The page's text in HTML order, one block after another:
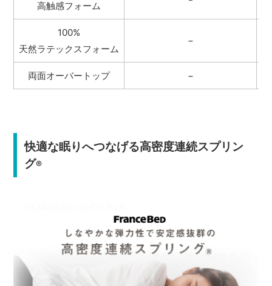
高触感フォーム
100%
天然ラテックスフォーム
−
両面オーバートップ −
快適な眠りへつなげる高密度連続スプリン
グ®